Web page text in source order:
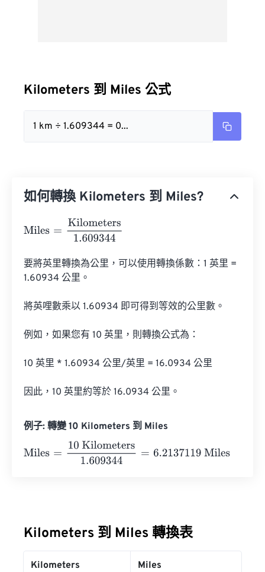
Kilometers 到 Miles 公式
1 km ÷ 1.609344 = 0...
如何轉換 Kilometers 到 Miles?
Miles Kilometers1.609344
要將英里轉換為公里，可以使用轉換係數：1 英里 =
1.60934 公里。
將英哩數乘以 1.60934 即可得到等效的公里數。
例如，如果您有 10 英里，則轉換公式為：
10 英里 * 1.60934 公里/英里 = 16.0934 公里
因此，10 英里約等於 16.0934 公里。
例子: 轉變 10 Kilometers 到 Miles
Miles
10 Kilometers1.609344 = 6.2137119 Miles
Kilometers 到 Miles 轉換表
Kilometers Miles